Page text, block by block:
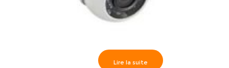
Lire la suite